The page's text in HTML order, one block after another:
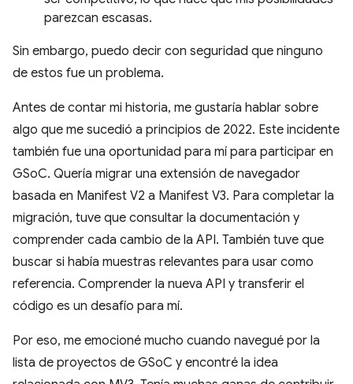
parezcan escasas.
Sin embargo, puedo decir con seguridad que ninguno
de estos fue un problema.
Antes de contar mi historia, me gustaría hablar sobre
algo que me sucedió a principios de 2022. Este incidente
también fue una oportunidad para mí para participar en
GSoC. Quería migrar una extensión de navegador
basada en Manifest V2 a Manifest V3. Para completar la
migración, tuve que consultar la documentación y
comprender cada cambio de la API. También tuve que
buscar si había muestras relevantes para usar como
referencia. Comprender la nueva API y transferir el
código es un desafío para mí.
Por eso, me emocioné mucho cuando navegué por la
lista de proyectos de GSoC y encontré la idea